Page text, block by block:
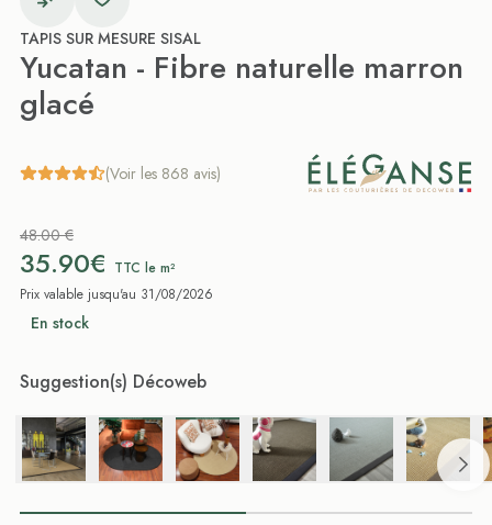
TAPIS SUR MESURE SISAL
Yucatan - Fibre naturelle marron
glacé
(Voir les 868 avis)
48.00 €
35.90€ TTC le m²
Prix valable jusqu'au 31/08/2026
En stock
Suggestion(s) Décoweb